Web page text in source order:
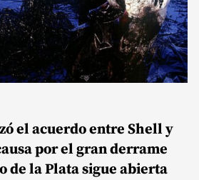
el acuerdo entre Shell y
por el gran derrame
de la Plata sigue abierta